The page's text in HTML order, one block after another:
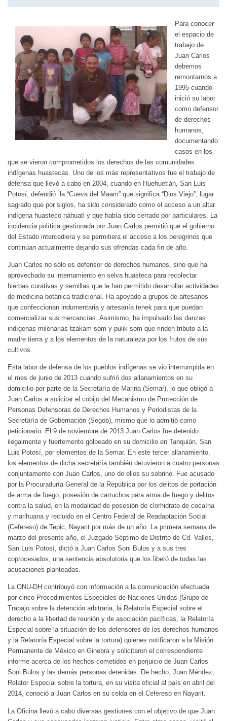
Para conocer
el espacio de
trabajo de
Juan Carlos
debemos
remontarnos a
1995 cuando
inició su labor
como defensor
de derechos
humanos,
documentando
casos en los
que se vieron comprometidos los derechos de las comunidades
indígenas huastecas. Uno de los más representativos fue el trabajo de
defensa que llevó a cabo en 2004, cuando en Huehuetlán, San Luis
Potosí, defendió la “Cueva del Maam” que significa “Dios Viejo”, lugar
sagrado que por siglos, ha sido considerado como el acceso a un altar
indígena huasteco náhuatl y que había sido cerrado por particulares. La
incidencia política gestionada por Juan Carlos permitió que el gobierno
del Estado intercediera y se permitiera el acceso a los peregrinos que
continúan actualmente dejando sus ofrendas cada fin de año.
Juan Carlos no sólo es defensor de derechos humanos, sino que ha
aprovechado su internamiento en selva huasteca para recolectar
hierbas curativas y semillas que le han permitido desarrollar actividades
de medicina botánica tradicional. Ha apoyado a grupos de artesanos
que confeccionan indumentaria y artesanía tenek para que puedan
comercializar sus mercancías. Asimismo, ha impulsado las danzas
indígenas milenarias tzakam som y pulik som que rinden tributo a la
madre tierra y a los elementos de la naturaleza por los frutos de sus
cultivos.
Esta labor de defensa de los pueblos indígenas se vio interrumpida en
el mes de junio de 2013 cuando sufrió dos allanamientos en su
domicilio por parte de la Secretaría de Marina (Semar), lo que obligó a
Juan Carlos a solicitar el cobijo del Mecanismo de Protección de
Personas Defensoras de Derechos Humanos y Periodistas de la
Secretaría de Gobernación (Segob), mismo que lo admitió como
peticionario. El 9 de noviembre de 2013 Juan Carlos fue detenido
ilegalmente y fuertemente golpeado en su domicilio en Tanquián, San
Luis Potosí, por elementos de la Semar. En este tercer allanamiento,
los elementos de dicha secretaría también detuvieron a cuatro personas
conjuntamente con Juan Carlos, uno de ellos su sobrino. Fue acusado
por la Procuraduría General de la República por los delitos de portación
de arma de fuego, posesión de cartuchos para arma de fuego y delitos
contra la salud, en la modalidad de posesión de clorhidrato de cocaína
y marihuana y recluido en el Centro Federal de Readaptación Social
(Cefereso) de Tepic, Nayarit por más de un año. La primera semana de
marzo del presente año, el Juzgado Séptimo de Distrito de Cd. Valles,
San Luis Potosí, dictó a Juan Carlos Soni Bulos y a sus tres
coprocesados, una sentencia absolutoria que los liberó de todas las
acusaciones planteadas.
La ONU-DH contribuyó con información a la comunicación efectuada
por cinco Procedimientos Especiales de Naciones Unidas (Grupo de
Trabajo sobre la detención arbitraria, la Relatoría Especial sobre el
derecho a la libertad de reunión y de asociación pacíficas, la Relatoría
Especial sobre la situación de los defensores de los derechos humanos
y la Relatoría Especial sobre la tortura) quienes notificaron a la Misión
Permanente de México en Ginebra y solicitaron el correspondiente
informe acerca de los hechos cometidos en perjuicio de Juan Carlos
Soni Bulos y las demás personas detenidas. De hecho, Juan Méndez,
Relator Especial sobre la tortura, en su visita oficial al país en abril del
2014, conoció a Juan Carlos en su celda en el Cefereso en Nayarit.
La Oficina llevó a cabo diversas gestiones con el objetivo de que Juan